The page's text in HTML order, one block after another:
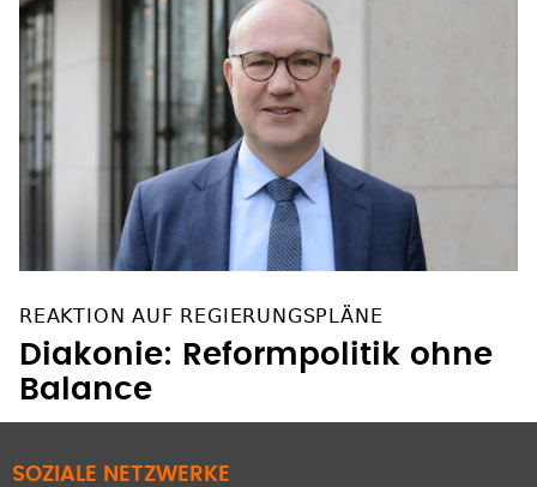
REAKTION AUF REGIERUNGSPLÄNE
Diakonie: Reformpolitik ohne
Balance
SOZIALE NETZWERKE